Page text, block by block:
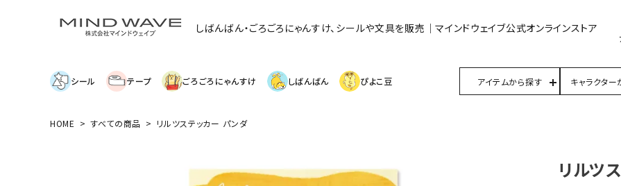
しばんばん・ごろごろにゃんすけ、シールや文具を販売｜マインドウェイブ公式オンラインストア
シール テープ ごろごろにゃんすけ しばんばん ぴよこ豆 アイテムから探す キャラクター
HOME すべての商品 リルツステッカー パンダ
リルツ